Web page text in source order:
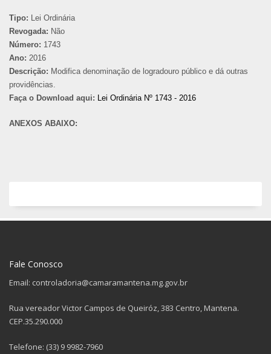
Tipo: Lei Ordinária
Revogada: Não
Número: 1743
Ano: 2016
Descrição: Modifica denominação de logradouro público e dá outras
providências.
Faça o Download aqui: Lei Ordinária Nº 1743 - 2016
ANEXOS ABAIXO:
Fale Conosco
Email: controladoria@camaramantena.mg.gov.br
Rua vereador Victor Campos de Queiróz, 383 Centro, Mantena.
CEP.35.290.000
Telefone: (33) 9 9982-7960